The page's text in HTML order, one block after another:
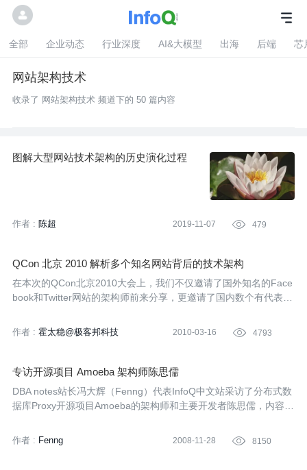
全部 企业动态 行业深度 AI&大模型 出海 后端 芯
网站架构技术
收录了 网站架构技术 频道下的 50 篇内容
图解大型网站技术架构的历史演化过程
作者 : 陈超 2019-11-07  479
QCon 北京 2010 解析多个知名网站背后的技术架构
在本次的QCon北京2010大会上，我们不仅邀请了国外知名的Face
book和Twitter网站的架构师前来分享，更邀请了国内数个有代表性
强，电子商务的领跑者阿里巴巴的潘磊，以及国内SNS网站的代表
作者 : 霍太稳@极客邦科技 2010-03-16  4793
专访开源项目 Amoeba 架构师陈思儒
DBA notes站长冯大辉（Fenng）代表InfoQ中文站采访了分布式数
据库Proxy开源项目Amoeba的架构师和主要开发者陈思儒，内容包
作者 : Fenng 2008-11-28  8150